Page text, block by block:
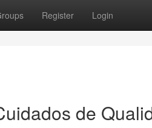
Register Login
de